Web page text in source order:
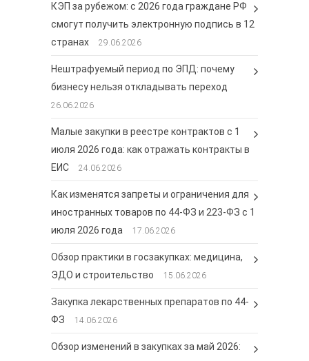
КЭП за рубежом: с 2026 года граждане РФ
смогут получить электронную подпись в 12
странах
29.06.2026
Нештрафуемый период по ЭПД: почему
бизнесу нельзя откладывать переход
26.06.2026
Малые закупки в реестре контрактов с 1
июля 2026 года: как отражать контракты в
ЕИС
24.06.2026
Как изменятся запреты и ограничения для
иностранных товаров по 44-ФЗ и 223-ФЗ с 1
июля 2026 года
17.06.2026
Обзор практики в госзакупках: медицина,
ЭДО и строительство
15.06.2026
Закупка лекарственных препаратов по 44-
ФЗ
14.06.2026
Обзор изменений в закупках за май 2026: